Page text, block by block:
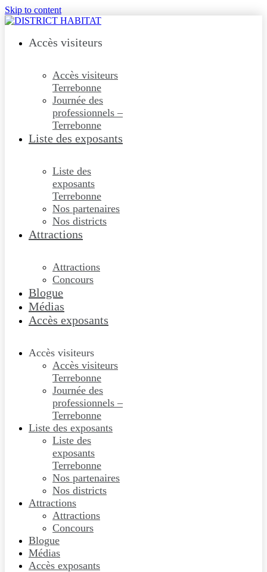
Skip to content
Accès visiteurs
Accès visiteurs
Terrebonne
Journée des
professionnels –
Terrebonne
Liste des exposants
Liste des
exposants
Terrebonne
Nos partenaires
Nos districts
Attractions
Attractions
Concours
Blogue
Médias
Accès exposants
Accès visiteurs
Accès visiteurs
Terrebonne
Journée des
professionnels –
Terrebonne
Liste des exposants
Liste des
exposants
Terrebonne
Nos partenaires
Nos districts
Attractions
Attractions
Concours
Blogue
Médias
Accès exposants